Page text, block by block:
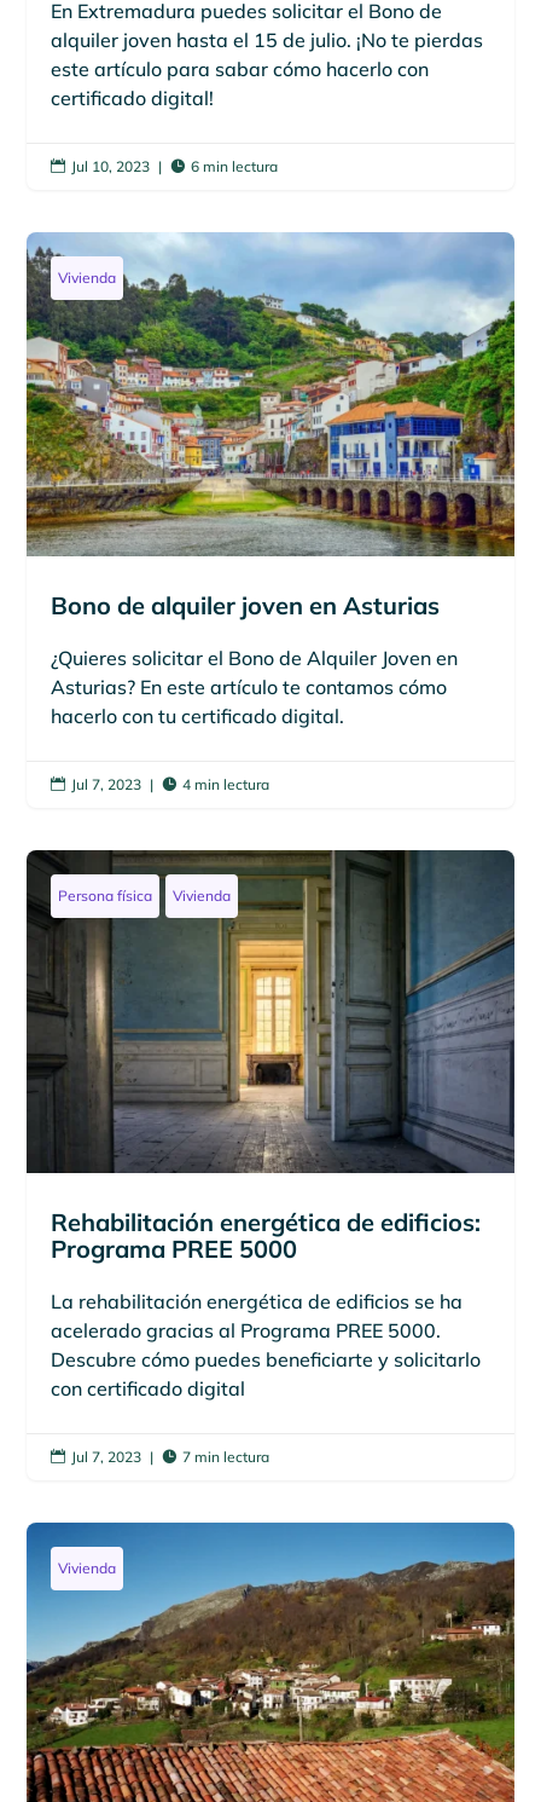
En Extremadura puedes solicitar el Bono de
alquiler joven hasta el 15 de julio. ¡No te pierdas
este artículo para sabar cómo hacerlo con
certificado digital!
 Jul 10, 2023 |  6 min lectura
Vivienda
Bono de alquiler joven en Asturias
¿Quieres solicitar el Bono de Alquiler Joven en
Asturias? En este artículo te contamos cómo
hacerlo con tu certificado digital.
 Jul 7, 2023 |  4 min lectura
Persona física Vivienda
Rehabilitación energética de edificios:
Programa PREE 5000
La rehabilitación energética de edificios se ha
acelerado gracias al Programa PREE 5000.
Descubre cómo puedes beneficiarte y solicitarlo
con certificado digital
 Jul 7, 2023 |  7 min lectura
Vivienda